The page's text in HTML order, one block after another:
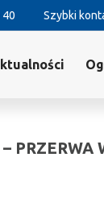
40 Szybki
PRZERWA